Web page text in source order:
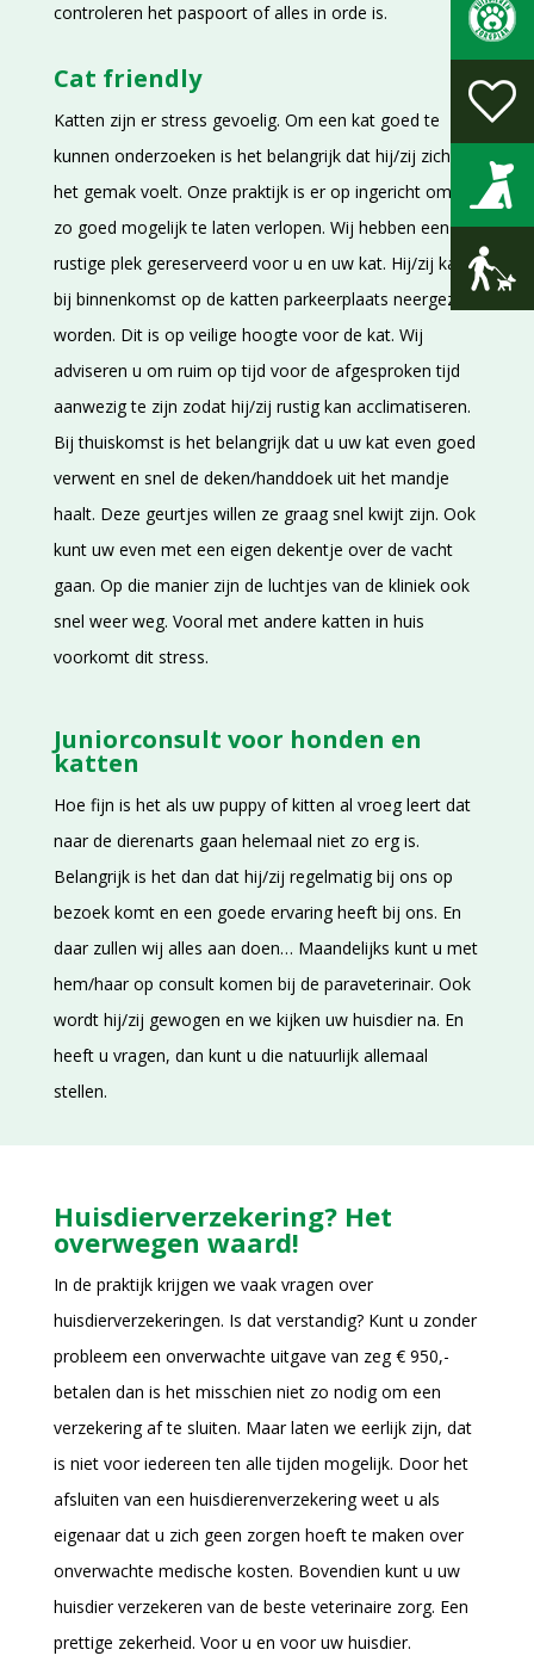
controleren het paspoort of alles in orde is.
Cat friendly
Katten zijn er stress gevoelig. Om een kat goed te
kunnen onderzoeken is het belangrijk dat hij/zij zich op
het gemak voelt. Onze praktijk is er op ingericht om dit
zo goed mogelijk te laten verlopen. Wij hebben een
rustige plek gereserveerd voor u en uw kat. Hij/zij kan
bij binnenkomst op de katten parkeerplaats neergezet
worden. Dit is op veilige hoogte voor de kat. Wij
adviseren u om ruim op tijd voor de afgesproken tijd
aanwezig te zijn zodat hij/zij rustig kan acclimatiseren.
Bij thuiskomst is het belangrijk dat u uw kat even goed
verwent en snel de deken/handdoek uit het mandje
haalt. Deze geurtjes willen ze graag snel kwijt zijn. Ook
kunt uw even met een eigen dekentje over de vacht
gaan. Op die manier zijn de luchtjes van de kliniek ook
snel weer weg. Vooral met andere katten in huis
voorkomt dit stress.
Juniorconsult voor honden en
katten
Hoe fijn is het als uw puppy of kitten al vroeg leert dat
naar de dierenarts gaan helemaal niet zo erg is.
Belangrijk is het dan dat hij/zij regelmatig bij ons op
bezoek komt en een goede ervaring heeft bij ons. En
daar zullen wij alles aan doen… Maandelijks kunt u met
hem/haar op consult komen bij de paraveterinair. Ook
wordt hij/zij gewogen en we kijken uw huisdier na. En
heeft u vragen, dan kunt u die natuurlijk allemaal
stellen.
Huisdierverzekering? Het
overwegen waard!
In de praktijk krijgen we vaak vragen over
huisdierverzekeringen. Is dat verstandig? Kunt u zonder
probleem een onverwachte uitgave van zeg € 950,-
betalen dan is het misschien niet zo nodig om een
verzekering af te sluiten. Maar laten we eerlijk zijn, dat
is niet voor iedereen ten alle tijden mogelijk. Door het
afsluiten van een huisdierenverzekering weet u als
eigenaar dat u zich geen zorgen hoeft te maken over
onverwachte medische kosten. Bovendien kunt u uw
huisdier verzekeren van de beste veterinaire zorg. Een
prettige zekerheid. Voor u en voor uw huisdier.